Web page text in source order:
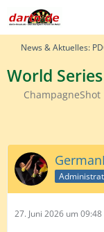
News & Aktuelles:
World
ChampagneShot
27. Juni 2026 um 09:48